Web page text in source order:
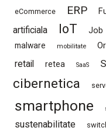
eCommerce ERP
artificiala
IoT Job
malware mobilitate
retail retea SaaS
cibernetica
smartphone
sustenabilitate